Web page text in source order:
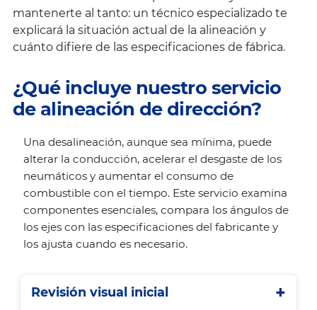
mantenerte al tanto: un técnico especializado te
explicará la situación actual de la alineación y
cuánto difiere de las especificaciones de fábrica.
¿Qué incluye nuestro servicio
de alineación de dirección?
Una desalineación, aunque sea mínima, puede
alterar la conducción, acelerar el desgaste de los
neumáticos y aumentar el consumo de
combustible con el tiempo. Este servicio examina
componentes esenciales, compara los ángulos de
los ejes con las especificaciones del fabricante y
los ajusta cuando es necesario.
Revisión visual inicial